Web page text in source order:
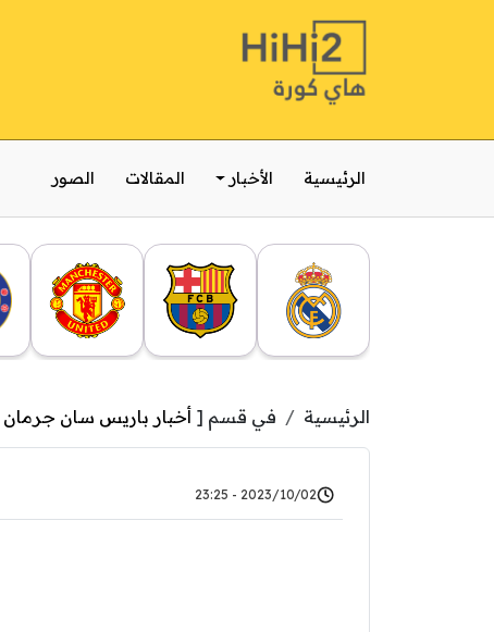
الرئيسية الأخبار المقالات الصور
الرئيسية في قسم [ أخبار باريس سان جرمان
2023/10/02 - 23:25